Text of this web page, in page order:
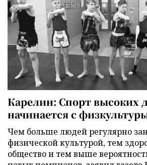
Карелин: Спорт высоких
начинается с
Чем больше людей регулярно
физической культурой, тем
общество и тем выше